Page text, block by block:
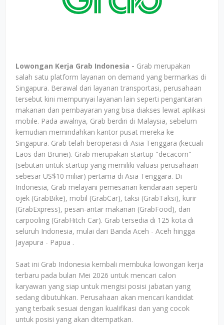
Lowongan Kerja Grab Indonesia - Grab merupakan
salah satu platform layanan on demand yang bermarkas di
Singapura. Berawal dari layanan transportasi, perusahaan
tersebut kini mempunyai layanan lain seperti pengantaran
makanan dan pembayaran yang bisa diakses lewat aplikasi
mobile. Pada awalnya, Grab berdiri di Malaysia, sebelum
kemudian memindahkan kantor pusat mereka ke
Singapura. Grab telah beroperasi di Asia Tenggara (kecuali
Laos dan Brunei). Grab merupakan startup "decacorn"
(sebutan untuk startup yang memiliki valuasi perusahaan
sebesar US$10 miliar) pertama di Asia Tenggara. Di
Indonesia, Grab melayani pemesanan kendaraan seperti
ojek (GrabBike), mobil (GrabCar), taksi (GrabTaksi), kurir
(GrabExpress), pesan-antar makanan (GrabFood), dan
carpooling (GrabHitch Car). Grab tersedia di 125 kota di
seluruh Indonesia, mulai dari Banda Aceh - Aceh hingga
Jayapura - Papua .
Saat ini Grab Indonesia kembali membuka lowongan kerja
terbaru pada bulan Mei 2026 untuk mencari calon
karyawan yang siap untuk mengisi posisi jabatan yang
sedang dibutuhkan. Perusahaan akan mencari kandidat
yang terbaik sesuai dengan kualifikasi dan yang cocok
untuk posisi yang akan ditempatkan.